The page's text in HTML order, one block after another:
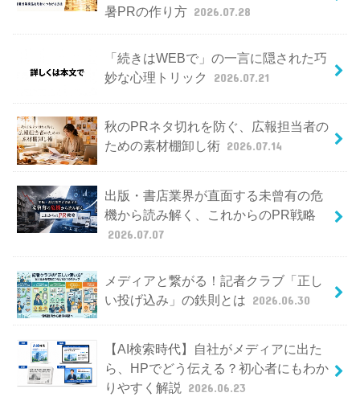
暑PRの作り方 2026.07.28
「続きはWEBで」の一言に隠された巧
妙な心理トリック
2026.07.21
秋のPRネタ切れを防ぐ、広報担当者の
ための素材棚卸し術 2026.07.14
出版・書店業界が直面する未曾有の危
機から読み解く、これからのPR戦略
2026.07.07
メディアと繋がる！記者クラブ「正し
い投げ込み」の鉄則とは 2026.06.30
【AI検索時代】自社がメディアに出た
ら、HPでどう伝える？初心者にもわか
りやすく解説
2026.06.23